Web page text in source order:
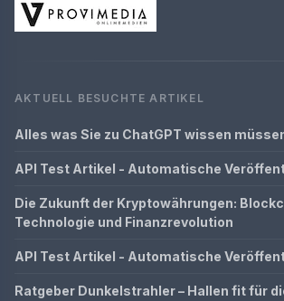
AKTUELL BESUCHTE ARTIKEL
Alles was Sie zu ChatGPT wissen
API Test Artikel - Automatische
Die Zukunft der Kryptowährungen:
Technologie und Finanzrevolution
API Test Artikel - Automatische
Ratgeber Dunkelstrahler – Hallen fit für